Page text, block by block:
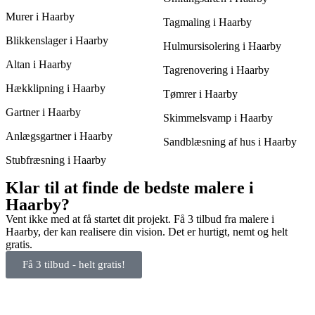
Murer i Haarby
Blikkenslager i Haarby
Altan i Haarby
Hækklipning i Haarby
Gartner i Haarby
Anlægsgartner i Haarby
Stubfræsning i Haarby
Tagmaling i Haarby
Hulmursisolering i Haarby
Tagrenovering i Haarby
Tømrer i Haarby
Skimmelsvamp i Haarby
Sandblæsning af hus i Haarby
Klar til at finde de bedste malere i
Haarby?
Vent ikke med at få startet dit projekt. Få 3 tilbud fra malere i
Haarby, der kan realisere din vision. Det er hurtigt, nemt og helt
gratis.
Få 3 tilbud - helt gratis!